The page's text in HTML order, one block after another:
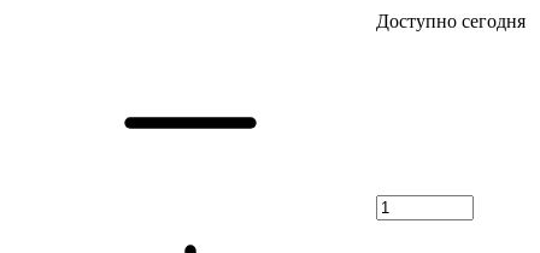
Доступно сегодня